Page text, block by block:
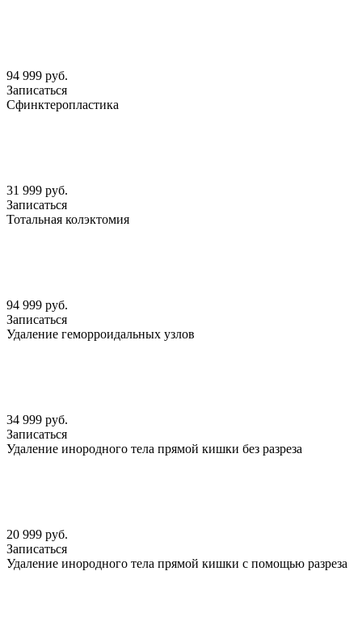
94 999 руб.
Записаться
Сфинктеропластика
31 999 руб.
Записаться
Тотальная колэктомия
94 999 руб.
Записаться
Удаление геморроидальных узлов
34 999 руб.
Записаться
Удаление инородного тела прямой кишки без разреза
20 999 руб.
Записаться
Удаление инородного тела прямой кишки с помощью разреза